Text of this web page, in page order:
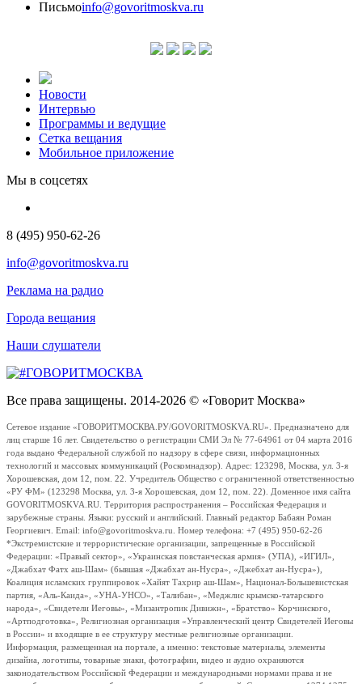
Письмоinfo@govoritmoskva.ru
Новости
Интервью
Программы и ведущие
Сетка вещания
Мобильное приложение
Мы в соцсетях
8 (495) 950-62-26
info@govoritmoskva.ru
Реклама на радио
Города вещания
Наши слушатели
Все права защищены. 2014-2026 © «Говорит Москва»
Сетевое издание «ГОВОРИТМОСКВА.РУ/GOVORITMOSKVA.RU». Предназначено для
лиц старше 16 лет. Свидетельство о регистрации СМИ Эл № 77-64961 от 04 марта 2016
года выдано Федеральной службой по надзору в сфере связи, информационных
технологий и массовых коммуникаций (Роскомнадзор). Адрес: 123298, Москва, ул. 3-я
Хорошевская, дом 12, пом. 22. Учредитель Общество с ограниченной ответственностью
«РУ ФМ» (123298 Москва, ул. 3-я Хорошевская, дом 12, пом. 22). Доменное имя сайта
GOVORITMOSKVA.RU. Территория распространения – Российская Федерация и
зарубежные страны. Языки: русский и английский. Главный редактор Бабаян Роман
Георгиевич. Email: info@govoritmoskva.ru. Номер телефона: +7 (495) 950-62-26
*Экстремистские и террористические организации, запрещенные в Российской
Федерации: «Правый сектор», «Украинская повстанческая армия» (УПА), «ИГИЛ»,
«Джабхат Фатх аш-Шам» (бывшая «Джабхат ан-Нусра», «Джебхат ан-Нусра»),
Коалиция исламских группировок «Хайят Тахрир аш-Шам», Национал-Большевистская
партия, «Аль-Каида», «УНА-УНСО», «Талибан», «Меджлис крымско-татарского
народа», «Свидетели Иеговы», «Мизантропик Дивижн», «Братство» Корчинского,
«Артподготовка», Религиозная организация «Управленческий центр Свидетелей Иеговы
в России» и входящие в ее структуру местные религиозные организации.
Информация, размещенная на портале, а именно: текстовые материалы, элементы
дизайна, логотипы, товарные знаки, фотографии, видео и аудио охраняются
законодательством Российской Федерации и международными нормами права и не